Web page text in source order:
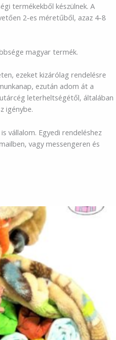
termékekből készülnek. A
2-es méretűből, azaz 4-8
magyar termék.
ezeket kizárólag rendelésre
ezután adom át a
leterheltségétől, általában
igénybe.
vállalom. Egyedi rendeléshez
vagy messengeren és